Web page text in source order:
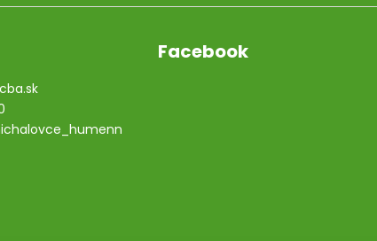
Facebook